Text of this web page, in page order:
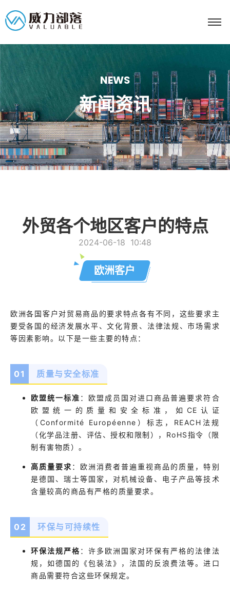
NEWS
新闻资讯
外贸各个地区客户的特点
2024-06-18 10:48
欧洲客户
欧洲各国客户对贸易商品的要求特点各有不同，这些要求主
要受各国的经济发展水平、文化背景、法律法规、市场需求
等因素影响。以下是一些主要的特点：
0 1 质量与安全标准
欧盟统一标准 ：欧盟成员国对进口商品普遍要求符合
欧盟统一的质量和安全标准，如CE认证
（Conformité Européenne）标志，REACH法规
（化学品注册、评估、授权和限制），RoHS指令（限
制有害物质）。
高质量要求 ：欧洲消费者普遍重视商品的质量，特别
是德国、瑞士等国家，对机械设备、电子产品等技术
含量较高的商品有严格的质量要求。
0 2 环保与可持续性
环保法规严格：许多欧洲国家对环保有严格的法律法
规，如德国的《包装法》，法国的反浪费法等。进口
商品需要符合这些环保规定。